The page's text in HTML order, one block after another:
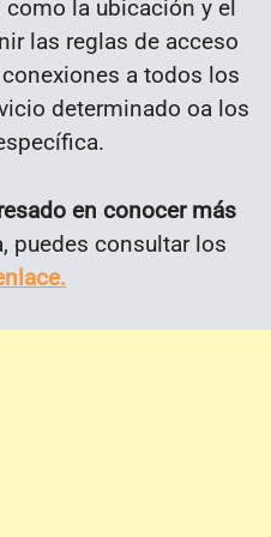
la ubicación y el
las reglas de acceso
a todos los
determinado oa los
en conocer más
puedes consultar los